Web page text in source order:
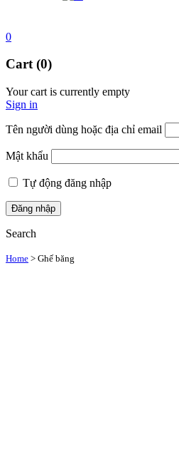
0
Cart (0)
Your cart is currently empty
Sign in
Tên người dùng hoặc địa chỉ email
Mật khẩu
Tự động đăng nhập
Search
Home > Ghế băng